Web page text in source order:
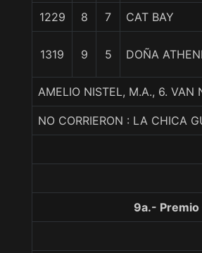
1229 8 7 CAT BAY
1319 9 5 DOÑA
AMELIO NISTEL, M.A., 6. VAN
NO CORRIERON : LA CHICA
9a.- Premio